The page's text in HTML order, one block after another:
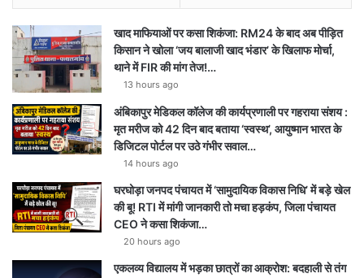
खाद माफियाओं पर कसा शिकंजा: RM24 के बाद अब पीड़ित
किसान ने खोला ‘जय बालाजी खाद भंडार’ के खिलाफ मोर्चा,
थाने में FIR की मांग तेज!…
13 hours ago
अंबिकापुर मेडिकल कॉलेज की कार्यप्रणाली पर गहराया संशय :
मृत मरीज को 42 दिन बाद बताया ‘स्वस्थ’, आयुष्मान भारत के
डिजिटल पोर्टल पर उठे गंभीर सवाल…
14 hours ago
घरघोड़ा जनपद पंचायत में ‘सामुदायिक विकास निधि’ में बड़े खेल
की बू! RTI में मांगी जानकारी तो मचा हड़कंप, जिला पंचायत
CEO ने कसा शिकंजा…
20 hours ago
एकलव्य विद्यालय में भड़का छात्रों का आक्रोश: बदहाली से तंग